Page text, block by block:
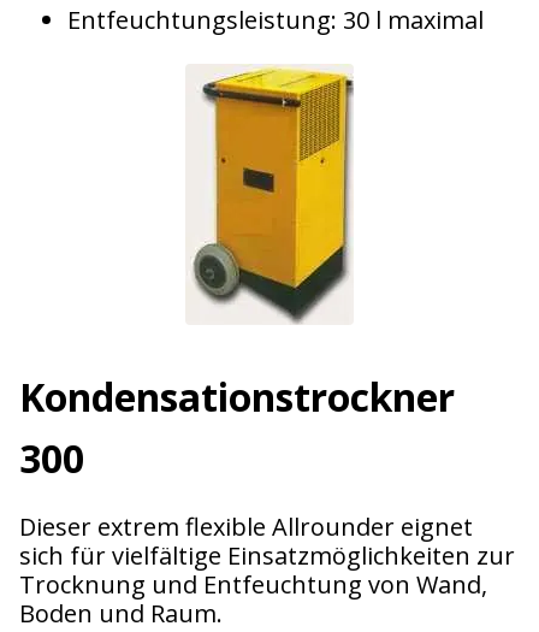
Entfeuchtungsleistung: 30 l maximal
Kondensations­trockner
300
Dieser extrem flexible Allrounder eignet
sich für vielfältige Einsatzmöglichkeiten zur
Trocknung und Entfeuchtung von Wand,
Boden und Raum.